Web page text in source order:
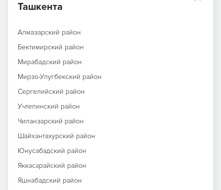
Ташкента
Алмазарский район
Бектимирский район
Мирабадский район
Мирзо-Улугбекский район
Сергелийский район
Учтепинский район
Чиланзарский район
Шайхантахурский район
Юнусабадский район
Яккасарайский район
Яшнабадский район